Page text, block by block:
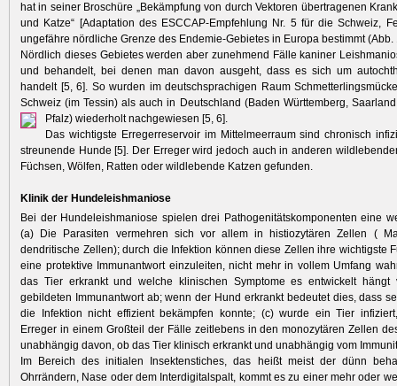
hat in seiner Broschüre „Bekämpfung von durch Vektoren übertragenen
und Katze“ [Adaptation des ESCCAP-Empfehlung Nr. 5 für die Schweiz,
ungefähre nördliche Grenze des Endemie-Gebietes in Europa bestimmt (Abb.
Nördlich dieses Gebietes werden aber zunehmend Fälle kaniner
und behandelt, bei denen man davon ausgeht, dass es sich um
handelt [5, 6]. So wurden im deutschsprachigen Raum
Schweiz (im Tessin) als auch in Deutschland (Baden Württemberg,
Pfalz) wiederholt nachgewiesen [5, 6].
Das wichtigste Erregerreservoir im Mittelmeerraum sind chronisch
streunende Hunde [5]. Der Erreger wird jedoch auch in anderen
Füchsen, Wölfen, Ratten oder wildlebende Katzen gefunden.
Klinik der Hundeleishmaniose
Bei der Hundeleishmaniose spielen drei Pathogenitätskomponenten eine
(a) Die Parasiten vermehren sich vor allem in histiozytären Zellen (
dendritische Zellen); durch die Infektion können diese Zellen ihre wichtigste
eine protektive Immunantwort einzuleiten, nicht mehr in vollem Umfang
das Tier erkrankt und welche klinischen Symptome es entwickelt
gebildeten Immunantwort ab; wenn der Hund erkrankt bedeutet dies, dass
die Infektion nicht effizient bekämpfen konnte; (c) wurde ein Tier
Erreger in einem Großteil der Fälle zeitlebens in den monozytären Zellen
unabhängig davon, ob das Tier klinisch erkrankt und unabhängig vom
Im Bereich des initialen Insektenstiches, das heißt meist der dünn
Ohrrändern, Nase oder dem Interdigitalspalt, kommt es zu einer mehr oder